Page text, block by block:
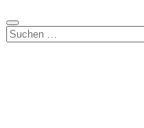
Suchen
nach: